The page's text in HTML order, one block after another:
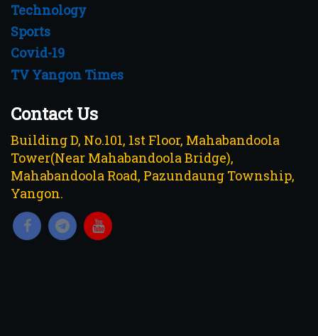
Technology
Sports
Covid-19
TV Yangon Times
Contact Us
Building D, No.101, 1st Floor, Mahabandoola
Tower(Near Mahabandoola Bridge),
Mahabandoola Road, Pazundaung Township,
Yangon.